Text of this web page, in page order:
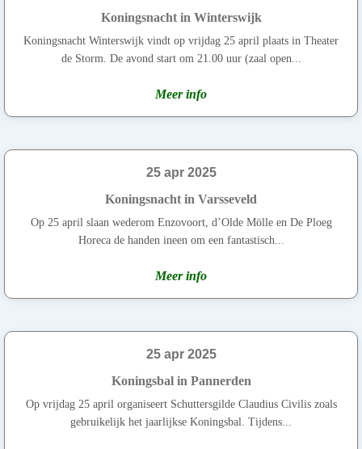
Koningsnacht in Winterswijk
Koningsnacht Winterswijk vindt op vrijdag 25 april plaats in Theater
de Storm. De avond start om 21.00 uur (zaal open...
Meer info
25 apr 2025
Koningsnacht in Varsseveld
Op 25 april slaan wederom Enzovoort, d’Olde Mölle en De Ploeg
Horeca de handen ineen om een fantastisch...
Meer info
25 apr 2025
Koningsbal in Pannerden
Op vrijdag 25 april organiseert Schuttersgilde Claudius Civilis zoals
gebruikelijk het jaarlijkse Koningsbal. Tijdens...